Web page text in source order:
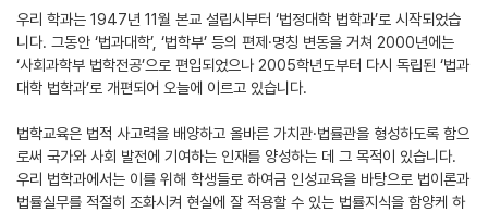
우리 학과는 1947년 11월 본교 설립시부터 ‘법정대학 법학과’로 시작되었습
니다. 그동안 ‘법과대학’, ‘법학부’ 등의 편제·명칭 변동을 거쳐 2000년에는
‘사회과학부 법학전공’으로 편입되었으나 2005학년도부터 다시 독립된 ‘법과
대학 법학과’로 개편되어 오늘에 이르고 있습니다.
법학교육은 법적 사고력을 배양하고 올바른 가치관·법률관을 형성하도록 함으
로써 국가와 사회 발전에 기여하는 인재를 양성하는 데 그 목적이 있습니다.
우리 법학과에서는 이를 위해 학생들로 하여금 인성교육을 바탕으로 법이론과
법률실무를 적절히 조화시켜 현실에 잘 적용할 수 있는 법률지식을 함양케 하